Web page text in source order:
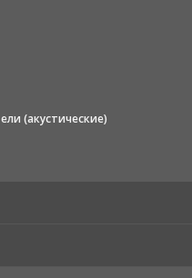
(акустические)